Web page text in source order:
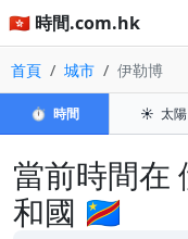
🇭🇰 時間.com.hk
首頁 城市 伊勒博
⏱️ 時間 ☀️ 太陽
當前時間在
和國 🇨🇩